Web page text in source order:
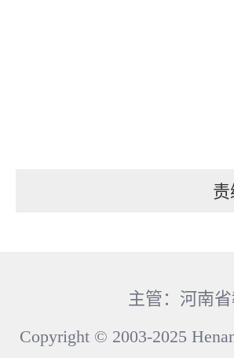
主管：河南
Copyright © 2003-2025